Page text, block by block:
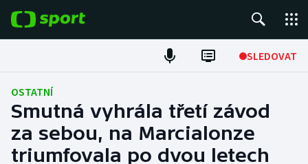
SLEDOVAT
ME v atletice
ME v plavání
Fotbal
OSTATNÍ
Smutná vyhrála třetí závod
za sebou, na Marcialonze
triumfovala po dvou letech